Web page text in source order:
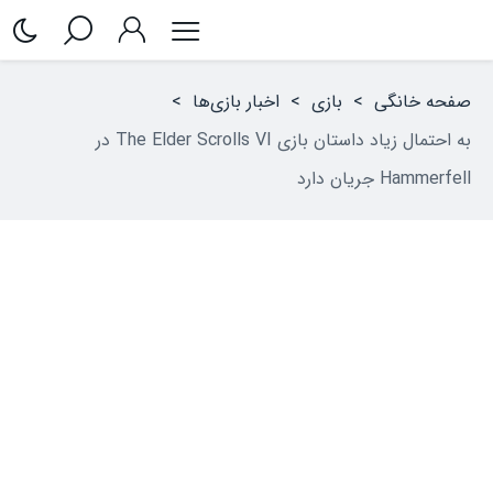
صفحه خانگی > بازی > اخبار بازی‌ها >
به احتمال زیاد داستان بازی The Elder Scrolls VI در
Hammerfell جریان دارد